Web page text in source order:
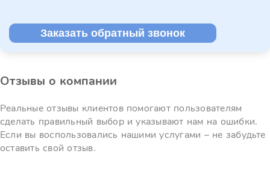
Заказать обратный звонок
Отзывы о компании
Реальные отзывы клиентов помогают пользователям
сделать правильный выбор и указывают нам на ошибки.
Если вы воспользовались нашими услугами – не забудьте
оставить свой отзыв.